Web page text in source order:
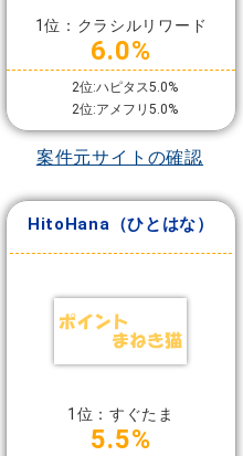
1位：クラシルリワード
6.0%
2位:ハピタス5.0%
2位:アメフリ5.0%
案件元サイトの確認
HitoHana（ひとはな）
1位：すぐたま
5.5%